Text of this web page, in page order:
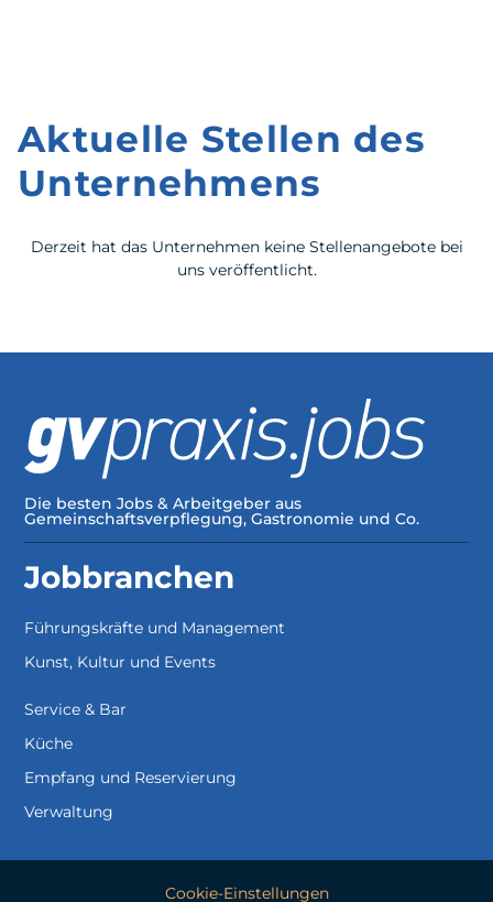
Aktuelle Stellen des
Unternehmens
Derzeit hat das Unternehmen keine Stellenangebote bei
uns veröffentlicht.
Die besten Jobs & Arbeitgeber aus
Gemeinschaftsverpflegung, Gastronomie und Co.
Jobbranchen
Führungskräfte und Management
Kunst, Kultur und Events
Service & Bar
Küche
Empfang und Reservierung
Verwaltung
Cookie-Einstellungen